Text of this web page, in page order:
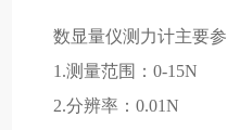
数显量仪测力计主要
1.测量范围：0-15N
2.分辨率：0.01N